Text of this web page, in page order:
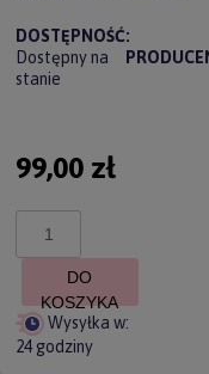
DOSTĘPNOŚĆ:
Dostępny na
stanie
99,00 zł
DO
KOSZYKA
Wysyłka w:
24 godziny